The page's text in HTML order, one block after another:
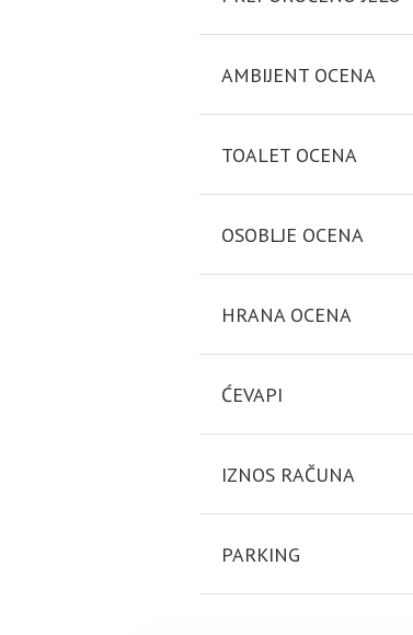
AMBIJENT OCENA
TOALET OCENA
OSOBLJE OCENA
HRANA OCENA
ĆEVAPI
IZNOS RAČUNA
PARKING